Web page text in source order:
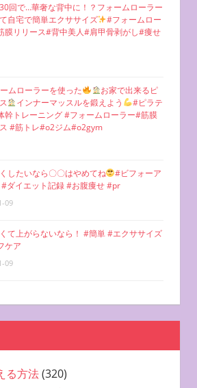
回で…華奢な背中に！？フォームローラー
自宅で簡単エクササイズ
#フォームロー
膜リリース#背中美人#肩甲骨剥がし#痩せ
ムローラーを使った
お家で出来るピ
インナーマッスルを鍛えよう
#ピラテ
幹トレーニング #フォームローラー#筋膜
#筋トレ#o2ジム#o2gym
したいなら〇〇はやめてね
#ビフォーア
#ダイエット記録 #お腹痩せ #pr
09
て上がらないなら！ #簡単 #エクササイズ
ケア
09
る方法(320)